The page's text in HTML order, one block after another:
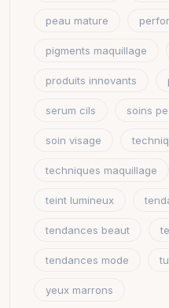
peau mature
pigments maquillage
produits innovants
serum cils soins
soin visage
techniques maquillage
teint lumineux
tendances beaut
tendances mode
yeux marrons